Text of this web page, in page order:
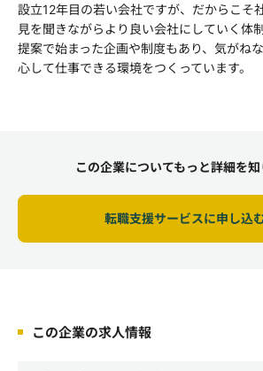
設立12年目の若い会社ですが、だからこそ
見を聞きながらより良い会社にしていく体
提案で始まった企画や制度もあり、気がね
心して仕事できる環境をつくっています。
この企業についてもっと詳細を
転職支援サービスに申し込
この企業の求人情報